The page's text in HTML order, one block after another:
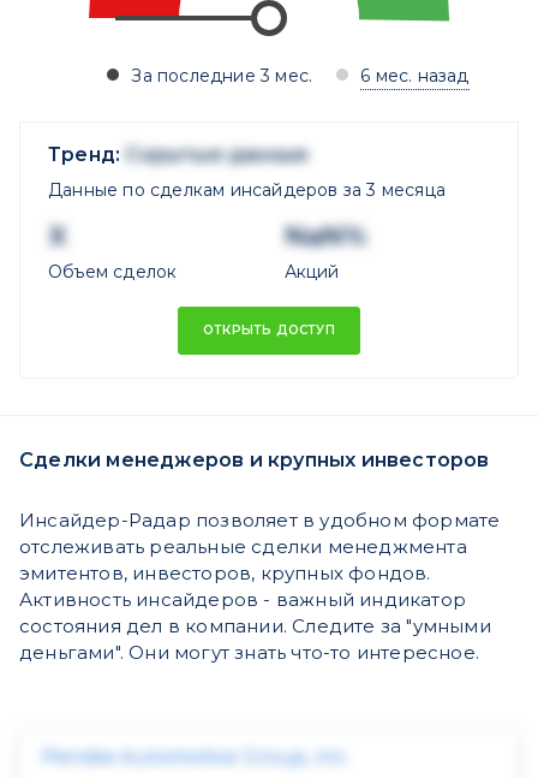
За последние 3 мес. 6 мес. назад
Тренд: Скрытые данные
Данные по сделкам инсайдеров за 3 месяца
X
Объем сделок
NaN%
Акций
ОТКРЫТЬ ДОСТУП
Сделки менеджеров и крупных инвесторов
Инсайдер-Радар позволяет в удобном формате
отслеживать реальные сделки менеджмента
эмитентов, инвесторов, крупных фондов.
Активность инсайдеров - важный индикатор
состояния дел в компании. Следите за "умными
деньгами". Они могут знать что-то интересное.
Penske Automotive Group, Inc.